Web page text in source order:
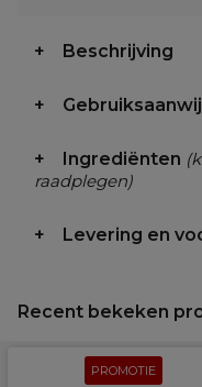
Beschrijving
Ingrediënten
raadplegen)
Levering en
Recent bekeken
PROMOTIE